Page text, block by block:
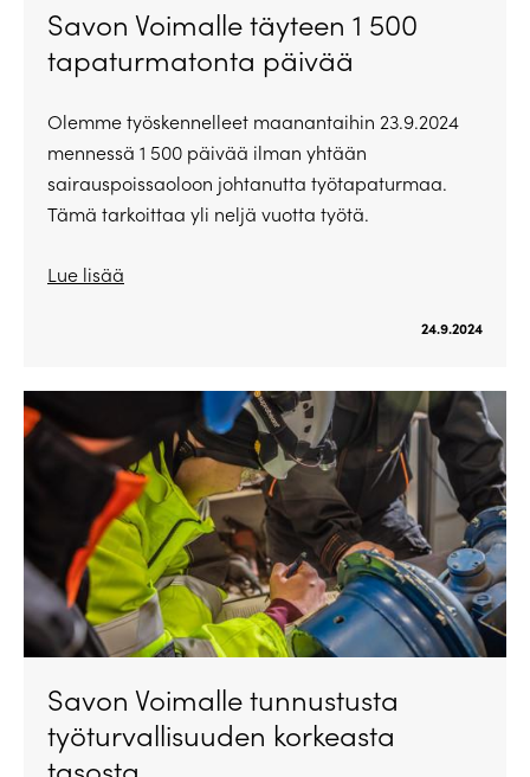
Savon Voimalle täyteen 1 500
tapaturmatonta päivää
Olemme työskennelleet maanantaihin 23.9.2024
mennessä 1 500 päivää ilman yhtään
sairauspoissaoloon johtanutta työtapaturmaa.
Tämä tarkoittaa yli neljä vuotta työtä.
Lue lisää
24.9.2024
Savon Voimalle tunnustusta
työturvallisuuden korkeasta